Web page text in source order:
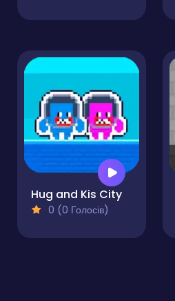
Hug and Kis City
0 (0 Голосів)